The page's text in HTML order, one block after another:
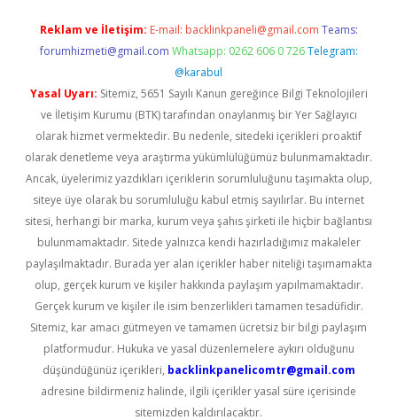
Reklam ve İletişim: E-mail: backlinkpaneli@gmail.com Teams:
forumhizmeti@gmail.com Whatsapp: 0262 606 0 726 Telegram:
@karabul
Yasal Uyarı: Sitemiz, 5651 Sayılı Kanun gereğince Bilgi Teknolojileri
ve İletişim Kurumu (BTK) tarafından onaylanmış bir Yer Sağlayıcı
olarak hizmet vermektedir. Bu nedenle, sitedeki içerikleri proaktif
olarak denetleme veya araştırma yükümlülüğümüz bulunmamaktadır.
Ancak, üyelerimiz yazdıkları içeriklerin sorumluluğunu taşımakta olup,
siteye üye olarak bu sorumluluğu kabul etmiş sayılırlar. Bu internet
sitesi, herhangi bir marka, kurum veya şahıs şirketi ile hiçbir bağlantısı
bulunmamaktadır. Sitede yalnızca kendi hazırladığımız makaleler
paylaşılmaktadır. Burada yer alan içerikler haber niteliği taşımamakta
olup, gerçek kurum ve kişiler hakkında paylaşım yapılmamaktadır.
Gerçek kurum ve kişiler ile isim benzerlikleri tamamen tesadüfidir.
Sitemiz, kar amacı gütmeyen ve tamamen ücretsiz bir bilgi paylaşım
platformudur. Hukuka ve yasal düzenlemelere aykırı olduğunu
düşündüğünüz içerikleri, backlinkpanelicomtr@gmail.com
adresine bildirmeniz halinde, ilgili içerikler yasal süre içerisinde
sitemizden kaldırılacaktır.